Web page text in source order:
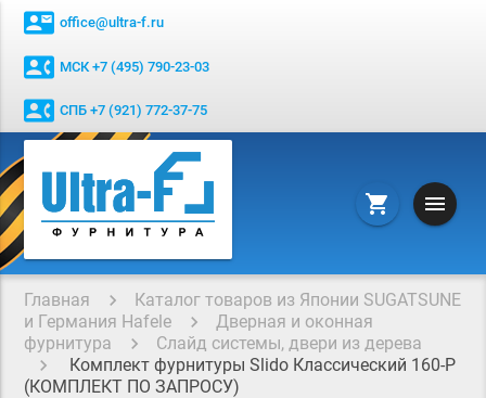
contact_mail office@ultra-f.ru
contact_phone МСК +7 (495) 790-23-03
contact_phone СПБ +7 (921) 772-37-75
shopping_cart menu
Главная
Каталог товаров из Японии SUGATSUNE
и Германия Hafele
Дверная и оконная
фурнитура
Слайд системы, двери из дерева
Комплект фурнитуры Slido Классический 160-P
(КОМПЛЕКТ ПО ЗАПРОСУ)